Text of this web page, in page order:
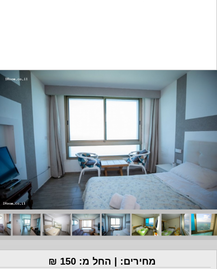
מחירים: | החל מ: 150 ₪